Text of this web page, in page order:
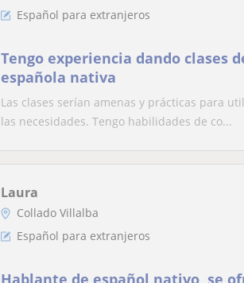
Español para extranjeros
Tengo experiencia dando clases
española nativa
Las clases serían amenas y prácticas para
las necesidades. Tengo habilidades de co...
Laura
Collado Villalba
Español para extranjeros
Hablante de español nativo, se